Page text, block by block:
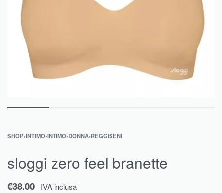
SHOP›INTIMO›INTIMO›DONNA›REGGISENI
sloggi zero feel branette
€38.00
IVA inclusa